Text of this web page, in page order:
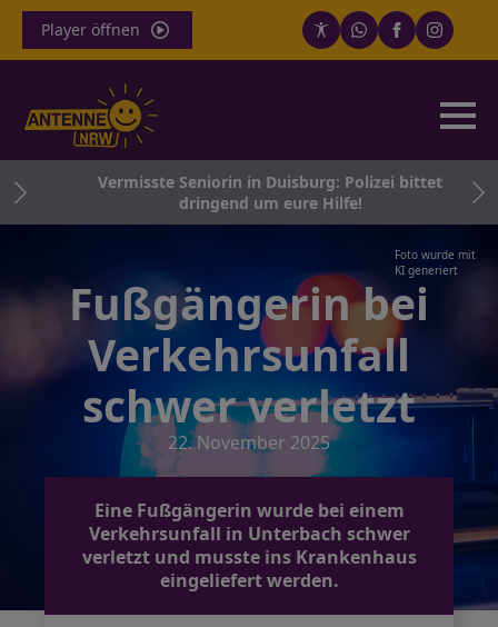
Player öffnen
Vermisste Seniorin in Duisburg: Polizei bittet
dringend um eure Hilfe!
Foto wurde mit
KI generiert
Fußgängerin bei
Verkehrsunfall
schwer verletzt
22. November 2025
Eine Fußgängerin wurde bei einem
Verkehrsunfall in Unterbach schwer
verletzt und musste ins Krankenhaus
eingeliefert werden.